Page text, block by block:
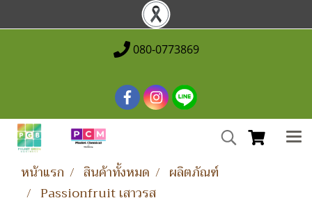
080-0773869
หน้าแรก สินค้าทั้งหมด
ผลิตภัณฑ์
Passionfruit เสาวรส